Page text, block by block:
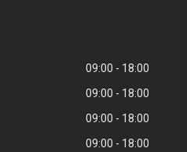
09:00
18:00
09:00
18:00
09:00
18:00
09:00
18:00